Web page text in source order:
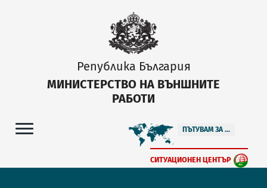
Република България
МИНИСТЕРСТВО НА ВЪНШНИТЕ
РАБОТИ
ПЪТУВАМ ЗА ...
СИТУАЦИОНЕН ЦЕНТЪР